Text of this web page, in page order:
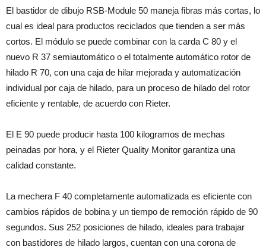
El bastidor de dibujo RSB-Module 50 maneja fibras más cortas, lo
cual es ideal para productos reciclados que tienden a ser más
cortos. El módulo se puede combinar con la carda C 80 y el
nuevo R 37 semiautomático o el totalmente automático rotor de
hilado R 70, con una caja de hilar mejorada y automatización
individual por caja de hilado, para un proceso de hilado del rotor
eficiente y rentable, de acuerdo con Rieter.
El E 90 puede producir hasta 100 kilogramos de mechas
peinadas por hora, y el Rieter Quality Monitor garantiza una
calidad constante.
La mechera F 40 completamente automatizada es eficiente con
cambios rápidos de bobina y un tiempo de remoción rápido de 90
segundos. Sus 252 posiciones de hilado, ideales para trabajar
con bastidores de hilado largos, cuentan con una corona de